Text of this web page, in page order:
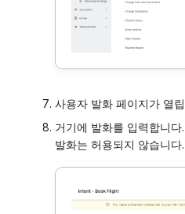
사용자 발화 페이지가 열
거기에 발화를 입력합니
발화는 허용되지 않습니다.